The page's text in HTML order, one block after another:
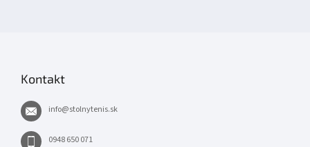
Kontakt
info@stolnytenis.sk
0948 650 071